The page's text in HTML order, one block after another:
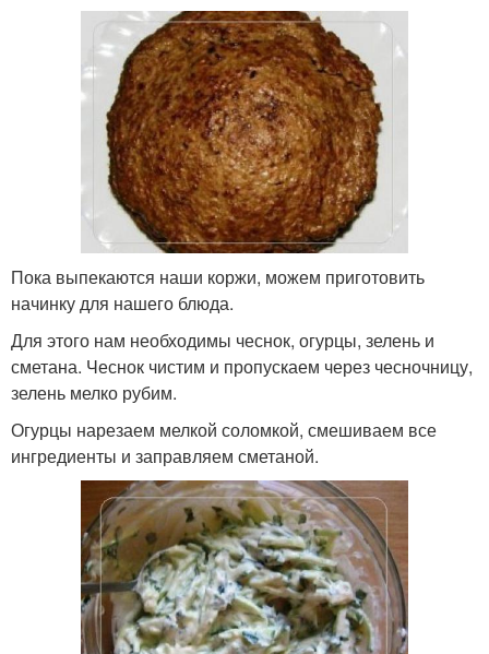
Пока выпекаются наши коржи, можем приготовить
начинку для нашего блюда.
Для этого нам необходимы чеснок, огурцы, зелень и
сметана. Чеснок чистим и пропускаем через чесночницу,
зелень мелко рубим.
Огурцы нарезаем мелкой соломкой, смешиваем все
ингредиенты и заправляем сметаной.